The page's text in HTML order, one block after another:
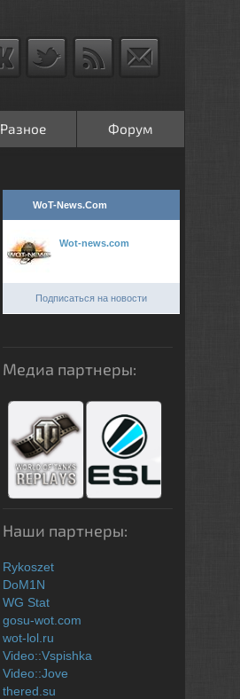
Разное Форум
WoT-News.Com
Wot-news.com
Подписаться на новости
Медиа партнеры:
Наши партнеры:
Rykoszet
DoM1N
WG Stat
gosu-wot.com
wot-lol.ru
Video::Vspishka
Video::Jove
thered.su